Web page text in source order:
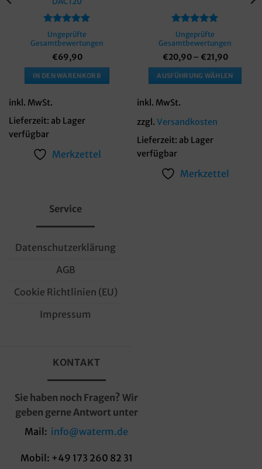
Bewertet
mit5von
Ungeprüfte
Gesamtbewertungen
€69,90
IN DEN WARENKORB
inkl. MwSt.
Lieferzeit: ab Lager
verfügbar
Merkzettel
Bewertet
mit5von
Ungeprüfte
Gesamtbewertungen
€20,90– €21,90
AUSFÜHRUNG WÄHLEN
mehrere
Varianten
Optionen
inkl. MwSt.
zzgl. Versandkosten
Lieferzeit: ab Lager
verfügbar
Merkzettel
Service
Datenschutzerklärung
AGB
Cookie Richtlinien (EU)
Impressum
KONTAKT
Sie haben noch Fragen? Wir
geben gerne Antwort unter
Mail: info@waterm.de
Mobil: +49 173 260 82 31